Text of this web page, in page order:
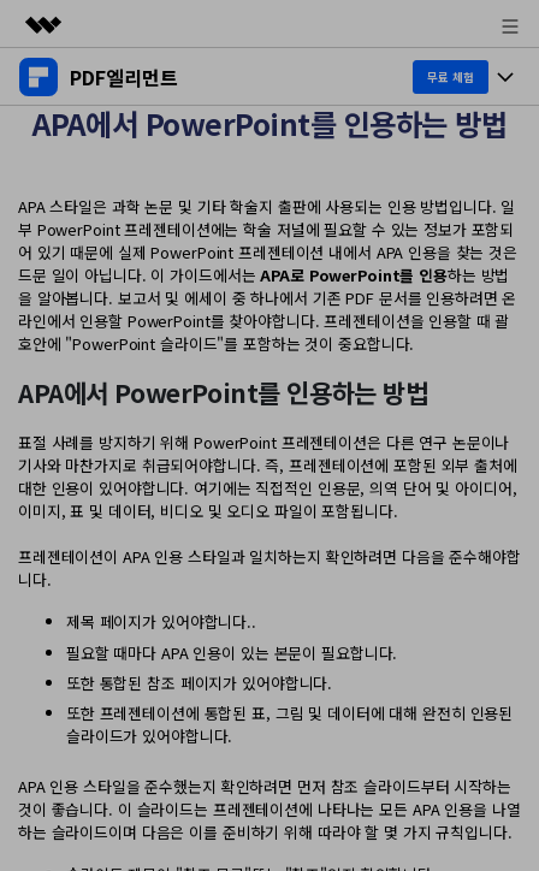
주요 제품
AIGC 크리에이티비티
비즈니스
솔루션
회사 소개
뉴스룸
플랜 및 가격
도움말 센터
PDF엘리먼트 무료 체험
제품 투어
데스크탑
Windows용
Mac용
모바일 앱
iPhone/iPad용
클라우드
문서 클라우드
PDF 온라인 도구
PDF JPG 변환
PDF PPT 변환
PDF 병합
PDF 압축
PDF 회전
제품 기능
교육용
PDF 읽기
PDF 주석 달기
PDF 생성
PDF 병합
개인용
PDF 변환
PDF 압축
PDF 구성
전문용
PDF 폼
PDF 서명
AI PDF
PDF와 채팅하기
AI PDF 요약기
AI 문법 검사기
이미지와 채팅하기
AI PDF 재작성
AI PDF 설명
문서와 채팅하기
AI 이미지 생성기
비즈니스
리소스
최신 버전 업그레이드
새로운 기능
고객 지원
도움말 센터
구독 취소
유튜브
네이버 블로그
무료 다운로드
검색
APA에서 PowerPoint를 인용하는 방법
APA 스타일은 과학 논문 및 기타 학술지 출판에 사용되는 인용 방법입니다. 일
부 PowerPoint 프레젠테이션에는 학술 저널에 필요할 수 있는 정보가 포함되
어 있기 때문에 실제 PowerPoint 프레젠테이션 내에서 APA 인용을 찾는 것은
드문 일이 아닙니다. 이 가이드에서는APA로 PowerPoint를 인용하는 방법
을 알아봅니다. 보고서 및 에세이 중 하나에서 기존 PDF 문서를 인용하려면 온
라인에서 인용할 PowerPoint를 찾아야합니다. 프레젠테이션을 인용할 때 괄
호안에 "PowerPoint 슬라이드"를 포함하는 것이 중요합니다.
APA에서 PowerPoint를 인용하는 방법
표절 사례를 방지하기 위해 PowerPoint 프레젠테이션은 다른 연구 논문이나
기사와 마찬가지로 취급되어야합니다. 즉, 프레젠테이션에 포함된 외부 출처에
대한 인용이 있어야합니다. 여기에는 직접적인 인용문, 의역 단어 및 아이디어,
이미지, 표 및 데이터, 비디오 및 오디오 파일이 포함됩니다.
프레젠테이션이 APA 인용 스타일과 일치하는지 확인하려면 다음을 준수해야합
니다.
제목 페이지가 있어야합니다..
필요할 때마다 APA 인용이 있는 본문이 필요합니다.
또한 통합된 참조 페이지가 있어야합니다.
또한 프레젠테이션에 통합된 표, 그림 및 데이터에 대해 완전히 인용된
슬라이드가 있어야합니다.
APA 인용 스타일을 준수했는지 확인하려면 먼저 참조 슬라이드부터 시작하는
것이 좋습니다. 이 슬라이드는 프레젠테이션에 나타나는 모든 APA 인용을 나열
하는 슬라이드이며 다음은 이를 준비하기 위해 따라야 할 몇 가지 규칙입니다.